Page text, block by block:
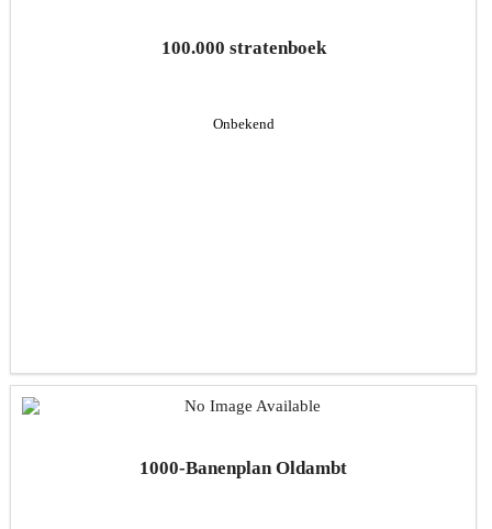
100.000 stratenboek
Onbekend
1000-Banenplan Oldambt